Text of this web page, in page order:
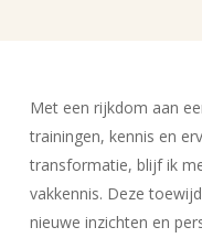
Met een rijkdom aan
trainingen, kennis en
transformatie, blijf ik
vakkennis. Deze
nieuwe inzichten en